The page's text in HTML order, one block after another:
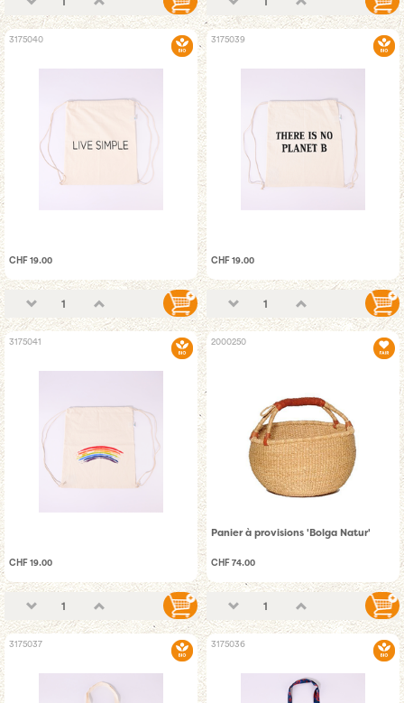
3175040
CHF 19.00
3175039
CHF 19.00
3175041
CHF 19.00
2000250
Panier à provisions 'Bolga Natur'
CHF 74.00
3175037 3175036